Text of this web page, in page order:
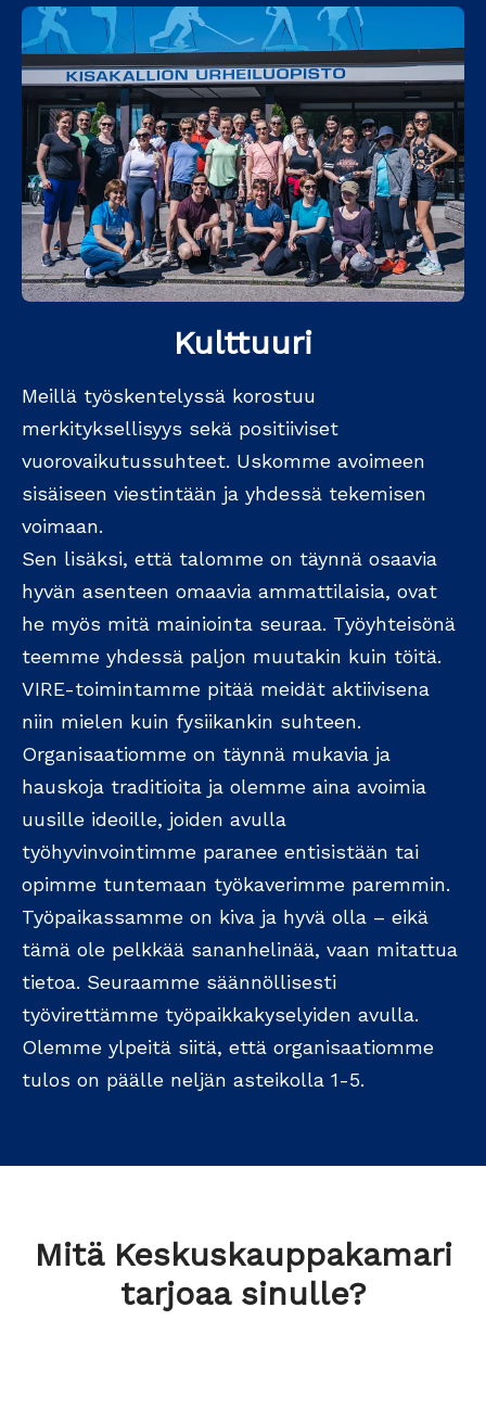
Kulttuuri
Meillä työskentelyssä korostuu
merkityksellisyys sekä positiiviset
vuorovaikutussuhteet. Uskomme avoimeen
sisäiseen viestintään ja yhdessä tekemisen
voimaan.
Sen lisäksi, että talomme on täynnä osaavia
hyvän asenteen omaavia ammattilaisia, ovat
he myös mitä mainiointa seuraa. Työyhteisönä
teemme yhdessä paljon muutakin kuin töitä.
VIRE-toimintamme pitää meidät aktiivisena
niin mielen kuin fysiikankin suhteen.
Organisaatiomme on täynnä mukavia ja
hauskoja traditioita ja olemme aina avoimia
uusille ideoille, joiden avulla
työhyvinvointimme paranee entisistään tai
opimme tuntemaan työkaverimme paremmin.
Työpaikassamme on kiva ja hyvä olla – eikä
tämä ole pelkkää sananhelinää, vaan mitattua
tietoa. Seuraamme säännöllisesti
työvirettämme työpaikkakyselyiden avulla.
Olemme ylpeitä siitä, että organisaatiomme
tulos on päälle neljän asteikolla 1-5.
Mitä Keskuskauppakamari
tarjoaa sinulle?